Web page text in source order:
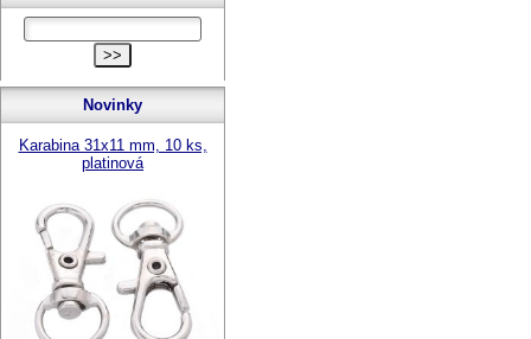
Novinky
Karabina 31x11 mm, 10 ks,
platinová